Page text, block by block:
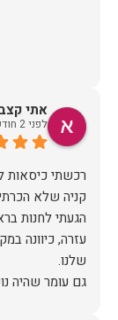
אתי
לפני 2 חודשים
רכשתי כיסאות
הגעתי לחנות
עזרה, כיוונה